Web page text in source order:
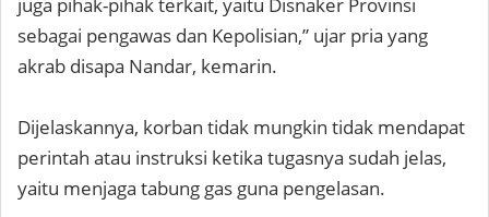
juga pihak-pihak terkait, yaitu Disnaker Provinsi
sebagai pengawas dan Kepolisian,” ujar pria yang
akrab disapa Nandar, kemarin.
Dijelaskannya, korban tidak mungkin tidak mendapat
perintah atau instruksi ketika tugasnya sudah jelas,
yaitu menjaga tabung gas guna pengelasan.